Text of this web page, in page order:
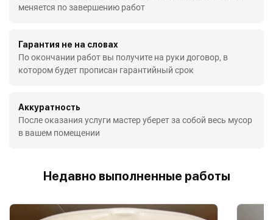
меняется по завершению работ
Гарантия не на словах
По окончании работ вы получите на руки договор, в
котором будет прописан гарантийный срок
Аккуратность
После оказания услуги мастер уберет за собой весь мусор
в вашем помещении
Недавно выполненные работы